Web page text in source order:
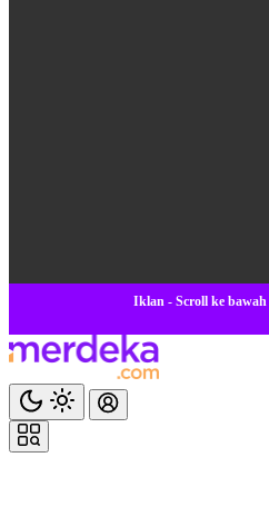
Iklan - Scroll ke